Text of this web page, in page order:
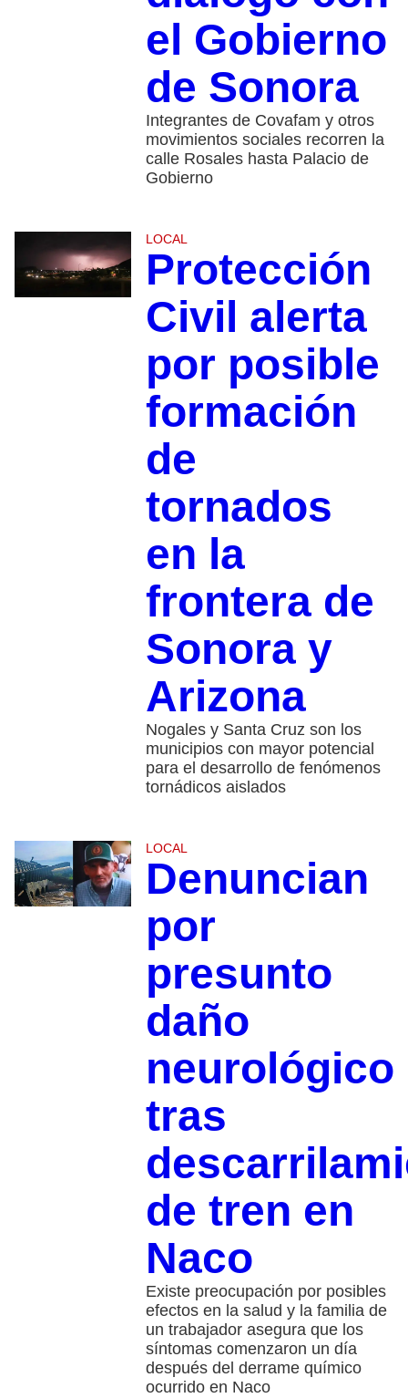
el Gobierno
de Sonora
Integrantes de Covafam y otros
movimientos sociales recorren la
calle Rosales hasta Palacio de
Gobierno
LOCAL
Protección
Civil alerta
por posible
formación
de
tornados
en la
frontera de
Sonora y
Arizona
Nogales y Santa Cruz son los
municipios con mayor potencial
para el desarrollo de fenómenos
tornádicos aislados
LOCAL
Denuncian
por
presunto
daño
neurológico
tras
de tren en
Naco
Existe preocupación por posibles
efectos en la salud y la familia de
un trabajador asegura que los
síntomas comenzaron un día
después del derrame químico
ocurrido en Naco